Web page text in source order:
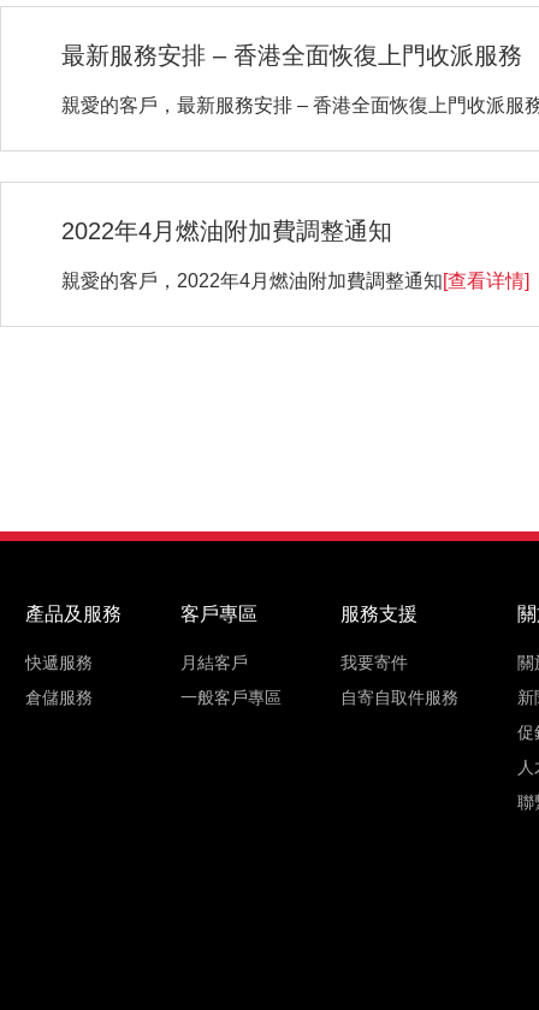
最新服務安排 – 香港全面恢復上門收派服務
親愛的客戶，最新服務安排 – 香港全面恢復上門收派服
2022年4月燃油附加費調整通知
親愛的客戶，2022年4月燃油附加費調整通知[查看详情]
產品及服務
快遞服務
倉儲服務
客戶專區
月結客戶
一般客戶專區
服務支援
我要寄件
自寄自取件服務
關
新
促
聯